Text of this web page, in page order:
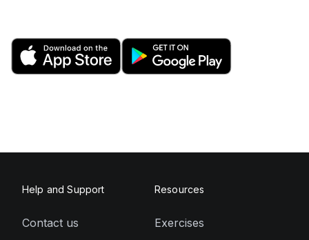
Help and Support
Contact us
Resources
Exercises